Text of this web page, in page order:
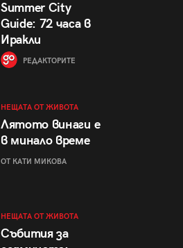
Summer City
Guide: 72 часа в
Иракли
РЕДАКТОРИТЕ
НЕЩАТА ОТ ЖИВОТА
Лятото винаги е
в минало време
ОТ КАТИ МИКОВА
НЕЩАТА ОТ ЖИВОТА
Събития за